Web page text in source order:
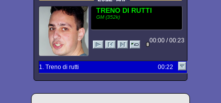
TRENO DI RUTTI
GM (352k)
00:00 / 00:23
1. Treno di rutti 00:22